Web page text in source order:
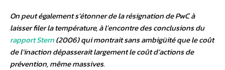
On peut également s’étonner de la résignation de PwC à
laisser filer la température, à l’encontre des conclusions du
rapport Stern(2006) qui montrait sans ambigüité que le coût
de l’inaction dépasserait largement le coût d’actions de
prévention, même massives.